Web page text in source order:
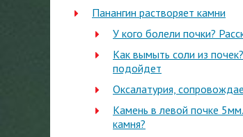
Панангин растворяет камни
У кого болели почки?
Как вымыть соли из
подойдет
Оксалатурия,
Камень в левой почке
камня?